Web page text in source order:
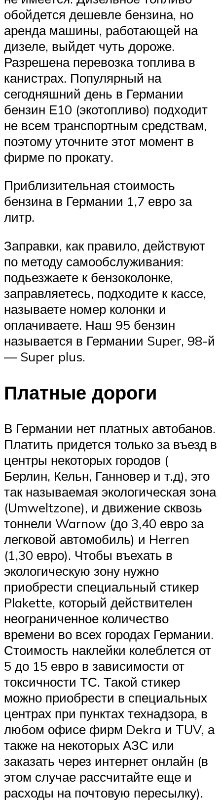
обойдется дешевле бензина, но
аренда машины, работающей на
дизеле, выйдет чуть дороже.
Разрешена перевозка топлива в
канистрах. Популярный на
сегодняшний день в Германии
бензин Е10 (экотопливо) подходит
не всем транспортным средствам,
поэтому уточните этот момент в
фирме по прокату.
Приблизительная стоимость
бензина в Германии 1,7 евро за
литр.
Заправки, как правило, действуют
по методу самообслуживания:
подьезжаете к бензоколонке,
заправляетесь, подходите к кассе,
называете номер колонки и
оплачиваете. Наш 95 бензин
называется в Германии Super, 98-й
— Super plus.
Платные дороги
В Германии нет платных автобанов.
Платить придется только за въезд в
центры некоторых городов (
Берлин, Кельн, Ганновер и т.д), это
так называемая экологическая зона
(Umweltzone), и движение сквозь
тоннели Warnow (до 3,40 евро за
легковой автомобиль) и Herren
(1,30 евро). Чтобы въехать в
экологическую зону нужно
приобрести специальный стикер
Plakette, который действителен
неограниченное количество
времени во всех городах Германии.
Стоимость наклейки колеблется от
5 до 15 евро в зависимости от
токсичности ТС. Такой стикер
можно приобрести в специальных
центрах при пунктах технадзора, в
любом офисе фирм Dekra и TUV, а
также на некоторых АЗС или
заказать через интернет онлайн (в
этом случае рассчитайте еще и
расходы на почтовую пересылку).